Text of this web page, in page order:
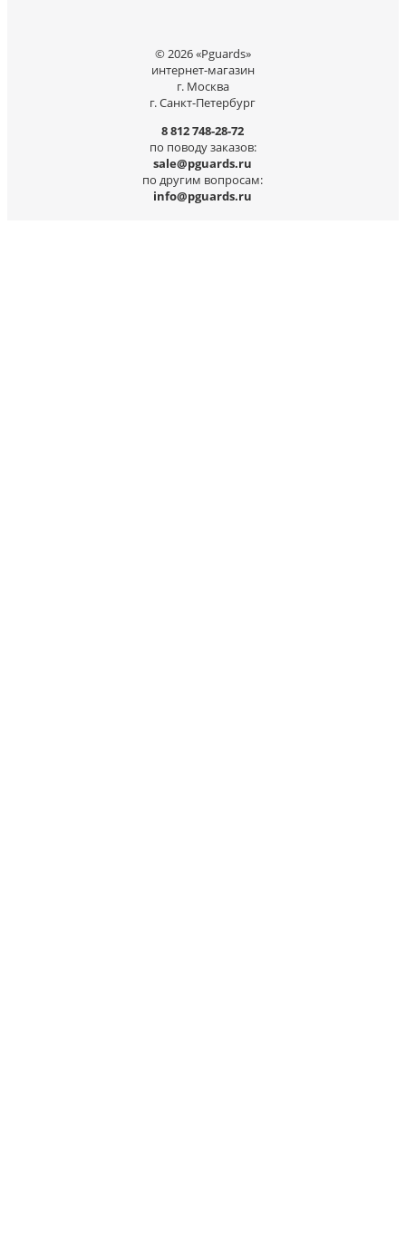
© 2026 «Pguards»
интернет-магазин
г. Москва
г. Санкт-Петербург
8 812 748-28-72
по поводу заказов:
sale@pguards.ru
по другим вопросам:
info@pguards.ru